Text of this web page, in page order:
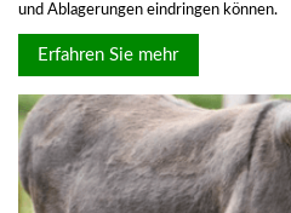
und Ablagerungen eindringen können.
Erfahren Sie mehr